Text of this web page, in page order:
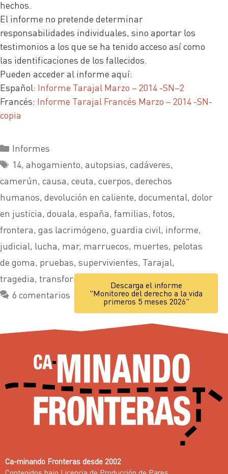
hechos.
El informe no pretende determinar
responsabilidades individuales, sino aportar los
testimonios a los que se ha tenido acceso así como
las identificaciones de los fallecidos.
Pueden acceder al informe aquí:
Español: Informe Tarajal Marzo – 2014 -SN–2
Francés: Informe Tarajal Francés Marzo – 2014 -SN-
copia
Informes
14, ahogamiento, autopsias, cadáveres,
camerún, causa, ceuta, cuerpos, derechos
humanos, devolución en caliente, documental, dolor
en justicia, douala, españa, familias, fotos,
frontera, gas lacrimógeno, guardia civil, informe,
judicial, lucha, mar, marruecos, muertes, pelotas
de goma, pruebas, supervivientes, Tarajal,
tragedia, transformar
6 comentarios
Descarga el informe
"Monitoreo del derecho a la vida
primeros 5 meses 2026"
Ca-minando Fronteras desde 2002